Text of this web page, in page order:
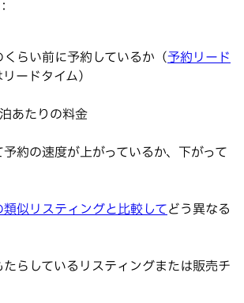
らい前に予約しているか（予約リード
ードタイム）
あたりの料金
約の速度が上がっているか、下がって
似リスティングと比較してどう異なる
らしているリスティングまたは販売チ